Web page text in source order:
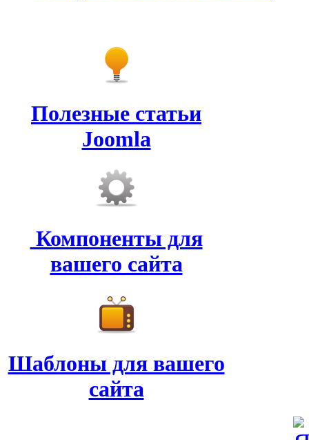
Полезные статьи
Joomla
Компоненты для
вашего сайта
Шаблоны для вашего
сайта